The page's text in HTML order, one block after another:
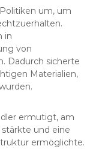
um, um
in
von
Dadurch sicherte
Materialien,
ermutigt, am
und eine
ermöglichte.